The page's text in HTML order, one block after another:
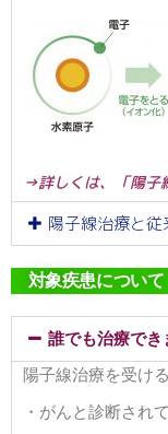
→詳しくは、「陽子
陽子線治療と従
対象疾患について
誰でも治療でき
陽子線治療を受け
・がんと診断され